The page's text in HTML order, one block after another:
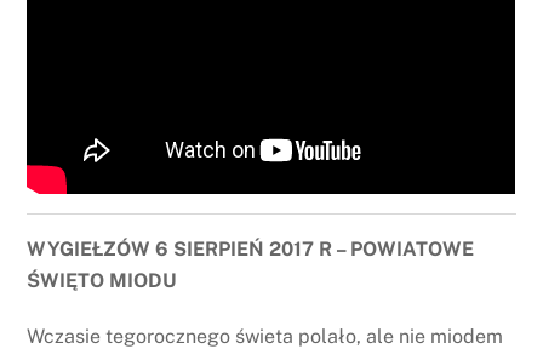
WYGIEŁZÓW 6 SIERPIEŃ 2017 R – POWIATOWE
ŚWIĘTO MIODU
Wczasie tegorocznego świeta polało, ale nie miodem